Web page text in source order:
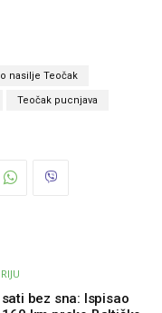
nasilje Teočak
Teočak pucnjava
bez sna: Ispisao